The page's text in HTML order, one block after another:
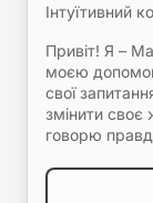
Інтуїтивний
Привіт! Я –
моєю
свої
змінити
говорю